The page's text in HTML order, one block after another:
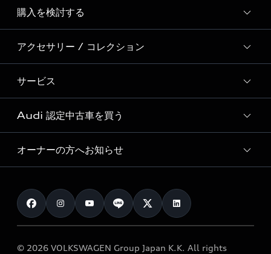
Story of Progress
Audi Sport
Formula 1®
デジタルサービス
ディーラー検索
新車在庫検索
試乗車・展示車検索
見積り依頼
試乗予約
購入を検討する
モデル一覧
特別仕様モデル / 限定モデル
e-tronラインアップ
価格シミュレーション
車両比較
カタログ一覧
アクセサリー / コレクション
純正アクセサリー
オンラインショップ
Audi collection
アウディナビアプリ
サービス
サービス入庫予約
サービスプログラム
メンテナンス
車検 / 定期点検
e-tronアフターサポート
Audi 認定中古車を買う
Audi認定中古車
クオリティ
保証
メンテナンス
オーナーの方へお知らせ
お知らせ
オーナー様向けキャンペーン
© 2026 VOLKSWAGEN Group Japan K.K. All rights